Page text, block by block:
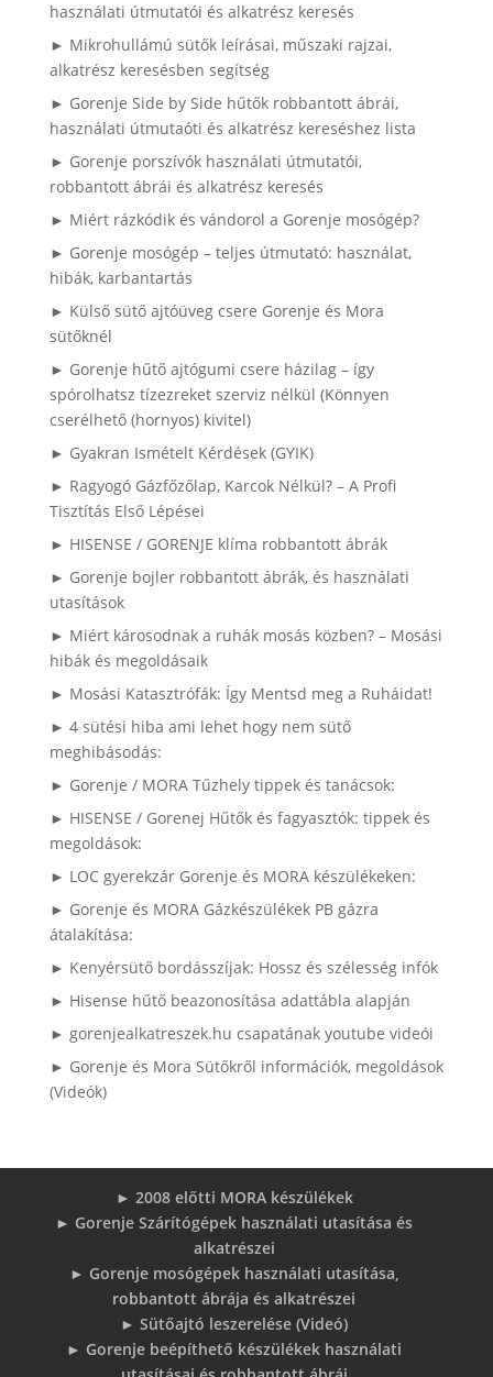
használati útmutatói és alkatrész keresés
► Mikrohullámú sütők leírásai, műszaki rajzai,
alkatrész keresésben segítség
► Gorenje Side by Side hűtők robbantott ábrái,
használati útmutaóti és alkatrész kereséshez lista
► Gorenje porszívók használati útmutatói,
robbantott ábrái és alkatrész keresés
► Miért rázkódik és vándorol a Gorenje mosógép?
► Gorenje mosógép – teljes útmutató: használat,
hibák, karbantartás
► Külső sütő ajtóüveg csere Gorenje és Mora
sütőknél
► Gorenje hűtő ajtógumi csere házilag – így
spórolhatsz tízezreket szerviz nélkül (Könnyen
cserélhető (hornyos) kivitel)
► Gyakran Ismételt Kérdések (GYIK)
► Ragyogó Gázfőzőlap, Karcok Nélkül? – A Profi
Tisztítás Első Lépései
► HISENSE / GORENJE klíma robbantott ábrák
► Gorenje bojler robbantott ábrák, és használati
utasítások
► Miért károsodnak a ruhák mosás közben? – Mosási
hibák és megoldásaik
► Mosási Katasztrófák: Így Mentsd meg a Ruháidat!
► 4 sütési hiba ami lehet hogy nem sütő
meghibásodás:
► Gorenje / MORA Tűzhely tippek és tanácsok:
► HISENSE / Gorenej Hűtők és fagyasztók: tippek és
megoldások:
► LOC gyerekzár Gorenje és MORA készülékeken:
► Gorenje és MORA Gázkészülékek PB gázra
átalakítása:
► Kenyérsütő bordásszíjak: Hossz és szélesség infók
► Hisense hűtő beazonosítása adattábla alapján
► gorenjealkatreszek.hu csapatának youtube videói
► Gorenje és Mora Sütőkről információk, megoldások
(Videók)
► 2008 előtti MORA készülékek
► Gorenje Szárítógépek használati utasítása és
alkatrészei
► Gorenje mosógépek használati utasítása,
robbantott ábrája és alkatrészei
► Sütőajtó leszerelése (Videó)
► Gorenje beépíthető készülékek használati